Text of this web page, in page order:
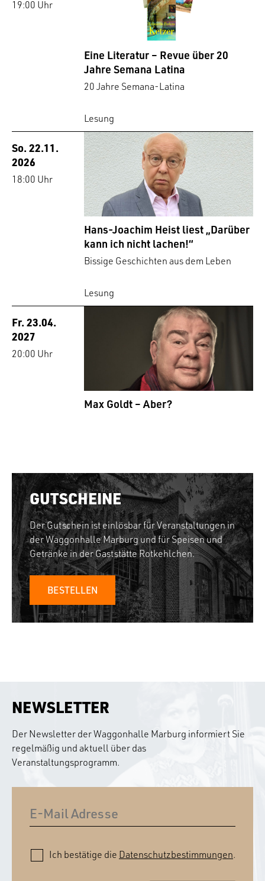
19:00 Uhr
Eine Literatur – Revue über 20
Jahre Semana Latina
20 Jahre Semana-Latina
Lesung
So. 22.11.
2026
18:00 Uhr
Hans-Joachim Heist liest „Darüber
kann ich nicht lachen!“
Bissige Geschichten aus dem Leben
Lesung
Fr. 23.04.
2027
20:00 Uhr
Max Goldt – Aber?
GUTSCHEINE
Der Gutschein ist einlösbar für Veranstaltungen in
der Waggonhalle Marburg und für Speisen und
Getränke in der Gaststätte Rotkehlchen.
BESTELLEN
NEWSLETTER
Der Newsletter der Waggonhalle Marburg informiert Sie
regelmäßig und aktuell über das
Veranstaltungsprogramm.
Ich bestätige die Datenschutzbestimmungen.